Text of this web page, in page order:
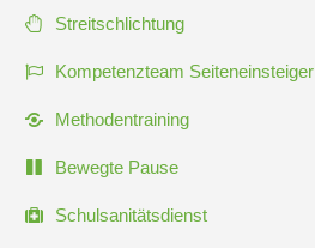
Hausaufgabenbetreuung
Streitschlichtung
Streitschlichtung
Kompetenzteam Seiteneinsteiger
Methodentraining
Bewegte Pause
Schulsanitätsdienst